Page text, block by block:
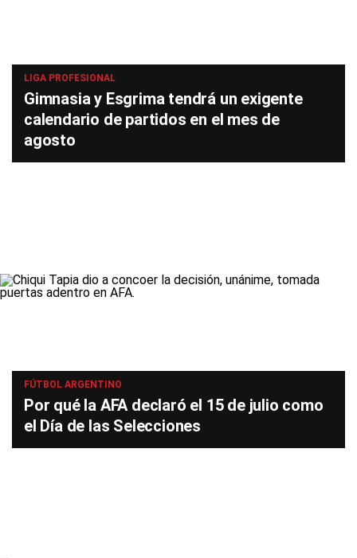
LIGA PROFESIONAL
Gimnasia y Esgrima tendrá un exigente
calendario de partidos en el mes de
agosto
FÚTBOL ARGENTINO
Por qué la AFA declaró el 15 de julio como
el Día de las Selecciones